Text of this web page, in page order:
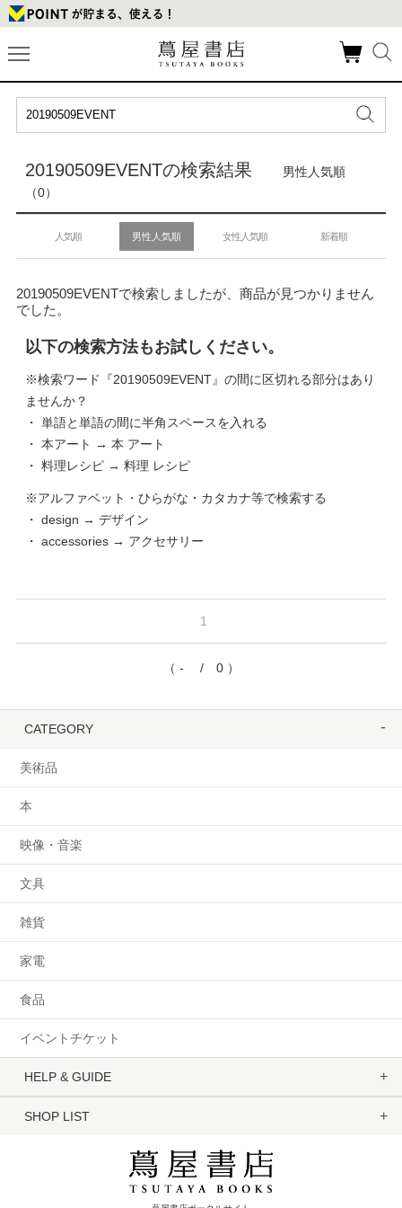
20190509EVENTの検索結果
男性人気順
（0）
人気順 男性人気順 女性人気順 新着順
20190509EVENTで検索しましたが、商品が見つかりません
でした。
以下の検索方法もお試しください。
※検索ワード『20190509EVENT』の間に区切れる部分はあり
ませんか？
・ 単語と単語の間に半角スペースを入れる
・ 本アート → 本 アート
・ 料理レシピ → 料理 レシピ
※アルファベット・ひらがな・カタカナ等で検索する
・ design → デザイン
・ accessories → アクセサリー
1
（ - / 0 ）
CATEGORY
美術品
本
映像・音楽
文具
雑貨
家電
食品
イベントチケット
HELP & GUIDE
SHOP LIST